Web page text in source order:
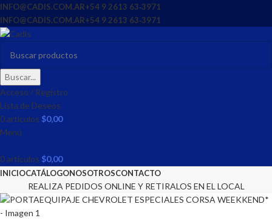
INFO@CADIS.COM.AR‪+54 9 2613 63‑3971‬
INFO@CADIS.COM.AR‪+54 9 2613 63‑3971‬
Buscar...
Acceso / Registro
Lista de Deseos
0artículos $0,00
Menú
0artículos $0,00
INICIOCATÁLOGONOSOTROSCONTACTO
REALIZA PEDIDOS ONLINE Y RETIRALOS EN EL LOCAL